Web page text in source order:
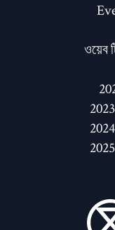
ওয়েব